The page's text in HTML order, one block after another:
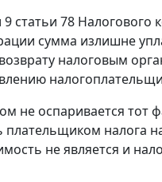
9 статьи 78 Налогового
сумма излишне
налоговым
не оспаривается тот
плательщиком налога
не является и